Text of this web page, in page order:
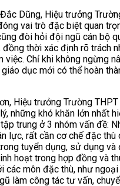
Dũng, Hiệu trưởng
vai trò đặc biệt quan
đòi hỏi đội ngũ cán bộ
đồng thời xác định rõ trách
việc. Chỉ khi không ngừng
dục mới có thể hoàn
Hiệu trưởng Trường
những khó khăn lớn nhất
trung ở 3 nhóm vấn đề:
lực, rất cần cơ chế đặc
tuyển dụng, sử dụng
hoạt trong hợp đồng và
các môn đặc thù, như ngoại
làm công tác tư vấn,